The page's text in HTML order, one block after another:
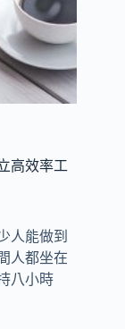
高效率工
人能做到
人都坐在
八小時